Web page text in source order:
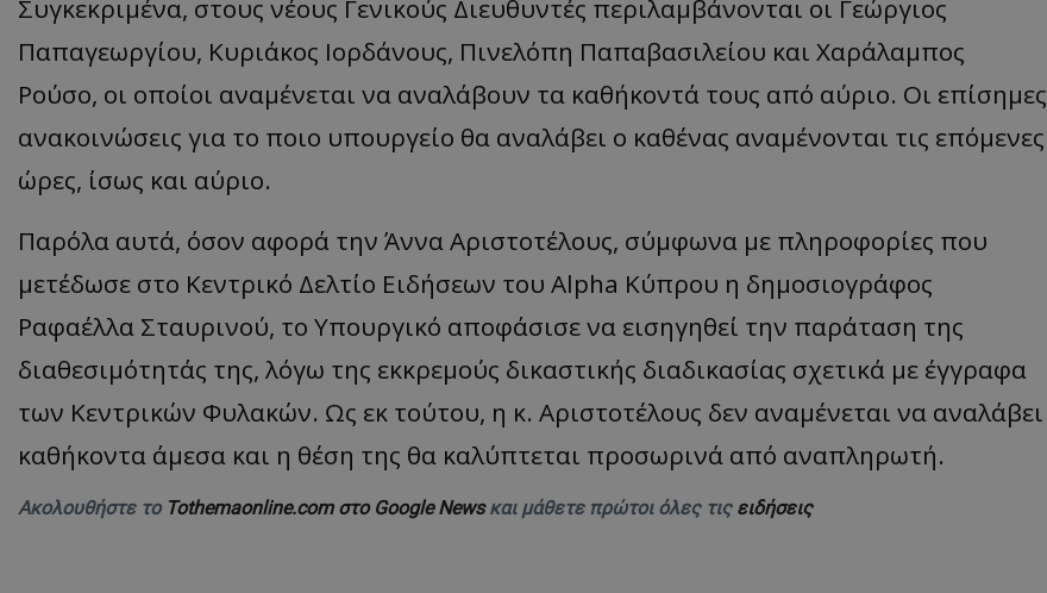
Συγκεκριμένα, στους νέους Γενικούς Διευθυντές περιλαμβάνονται οι Γεώργιος
Παπαγεωργίου, Κυριάκος Ιορδάνους, Πινελόπη Παπαβασιλείου και Χαράλαμπος
Ρούσο, οι οποίοι αναμένεται να αναλάβουν τα καθήκοντά τους από αύριο. Οι επίσημες
ανακοινώσεις για το ποιο υπουργείο θα αναλάβει ο καθένας αναμένονται τις επόμενες
ώρες, ίσως και αύριο.
Παρόλα αυτά, όσον αφορά την Άννα Αριστοτέλους, σύμφωνα με πληροφορίες που
μετέδωσε στο Κεντρικό Δελτίο Ειδήσεων του Alpha Κύπρου η δημοσιογράφος
Ραφαέλλα Σταυρινού, το Υπουργικό αποφάσισε να εισηγηθεί την παράταση της
διαθεσιμότητάς της, λόγω της εκκρεμούς δικαστικής διαδικασίας σχετικά με έγγραφα
των Κεντρικών Φυλακών. Ως εκ τούτου, η κ. Αριστοτέλους δεν αναμένεται να αναλάβει
καθήκοντα άμεσα και η θέση της θα καλύπτεται προσωρινά από αναπληρωτή.
Ακολουθήστε το Tothemaonline.com στο Google Newsκαι μάθετε πρώτοι όλες τις ειδήσεις